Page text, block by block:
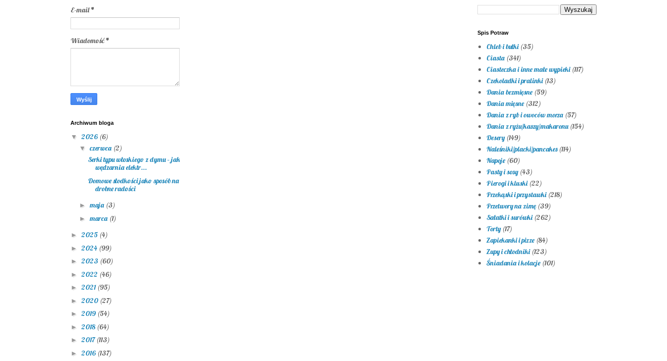
E-mail*
Wiadomość*
Archiwum bloga
▼ 2026 (6)
▼czerwca (2)
Serki typu włoskiego z dymu – jak
wędzarnia elektr...
Domowe słodkości jako sposób na
drobne radości
►maja (3)
► marca (1)
► 2025 (4)
► 2024 (99)
► 2023 (60)
► 2022 (46)
► 2021 (95)
► 2020 (27)
► 2019 (54)
► 2018 (64)
► 2017(113)
► 2016 (137)
Spis Potraw
Chleb i bułki (35)
Ciasta (341)
Ciasteczka i inne małe wypieki (117)
Czekoladki i pralinki (13)
Dania bezmięsne (59)
Dania mięsne (312)
Dania z ryb i owoców morza (57)
Dania z ryżu/kaszy/makaronu (154)
Desery (149)
Naleśniki/placki/pancakes (114)
Napoje (60)
Pasty i sosy (43)
Pierogi i kluski (22)
Przekąski i przystawki (218)
Przetwory na zimę (39)
Sałatki i surówki (262)
Torty (17)
Zapiekanki i pizze (84)
Zupy i chłodniki (123)
Śniadania i kolacje (101)